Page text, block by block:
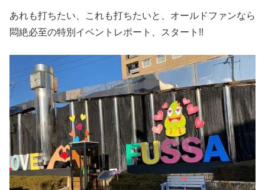
あれも打ちたい、これも打ちたいと、オールドファンなら
悶絶必至の特別イベントレポート、スタート!!